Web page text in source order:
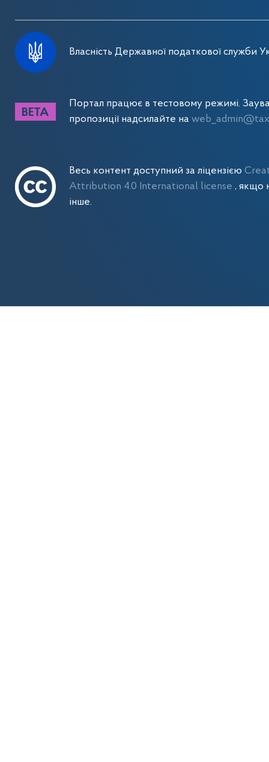
Власність Державної податкової служби
Портал працює в тестовому режимі.
пропозиції надсилайте на
Весь контент доступний за ліцензією
Attribution 4.0 International license , якщо
інше.